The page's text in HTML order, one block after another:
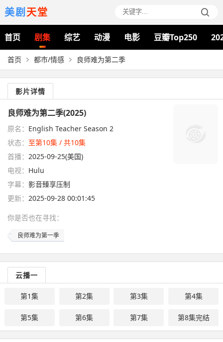
美剧天堂
首页 剧集 综艺 动漫 电影 豆瓣Top250
首页 都市/情感 良师难为第二季
影片详情
良师难为第二季(2025)
原名： English Teacher Season 2
状态： 至第10集 / 共10集
首播： 2025-09-25(美国)
电视： Hulu
字幕： 影音臻享压制
更新： 2025-09-28 00:01:45
你是否也在寻找：
良师难为第一季
云播一
第1集 第2集 第3集 第4集
第5集 第6集 第7集 第8集完结